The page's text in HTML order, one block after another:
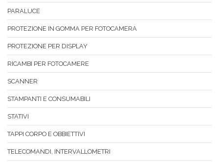
PARALUCE
PROTEZIONE IN GOMMA PER FOTOCAMERA
PROTEZIONE PER DISPLAY
RICAMBI PER FOTOCAMERE
SCANNER
STAMPANTI E CONSUMABILI
STATIVI
TAPPI CORPO E OBBIETTIVI
TELECOMANDI, INTERVALLOMETRI